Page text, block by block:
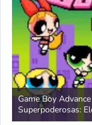
Game Boy
Superpoderosas: